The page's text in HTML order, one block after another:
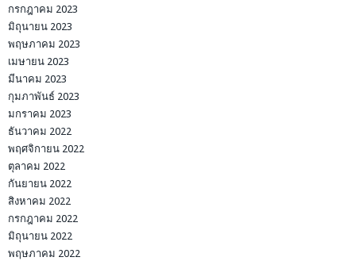
กรกฎาคม 2023
มิถุนายน 2023
พฤษภาคม 2023
เมษายน 2023
มีนาคม 2023
กุมภาพันธ์ 2023
มกราคม 2023
ธันวาคม 2022
พฤศจิกายน 2022
ตุลาคม 2022
กันยายน 2022
สิงหาคม 2022
กรกฎาคม 2022
มิถุนายน 2022
พฤษภาคม 2022